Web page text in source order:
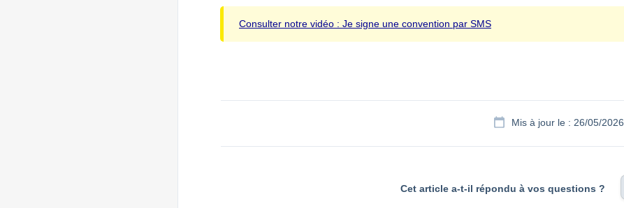
Consulter notre vidéo : Je signe une convention par SMS
Mis à jour le : 26/05/2026
Cet article a-t-il répondu à vos questions ?